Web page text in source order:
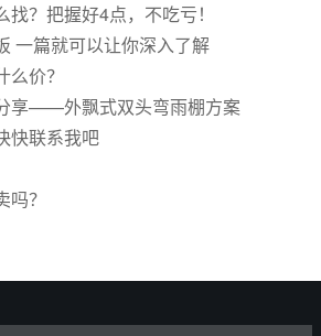
？把握好4点，不吃亏！
一篇就可以让你深入了解
价？
享——外飘式双头弯雨棚方案
快联系我吧
？